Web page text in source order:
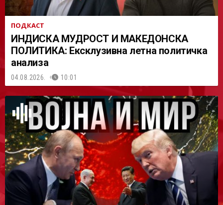
ПОДКАСТ
ИНДИСКА МУДРОСТ И МАКЕДОНСКА
ПОЛИТИКА: Ексклузивна летна политичка
анализа
04.08.2026. 10:01